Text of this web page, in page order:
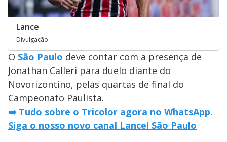
Lance
Divulgação
O São Paulo deve contar com a presença de
Jonathan Calleri para duelo diante do
Novorizontino, pelas quartas de final do
Campeonato Paulista.
➡️ Tudo sobre o Tricolor agora no WhatsApp.
Siga o nosso novo canal Lance! São Paulo